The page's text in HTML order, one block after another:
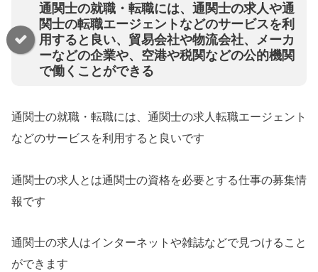
通関士の就職・転職には、通関士の求人や通
関士の転職エージェントなどのサービスを利
用すると良い、貿易会社や物流会社、メーカ
ーなどの企業や、空港や税関などの公的機関
で働くことができる
通関士の就職・転職には、通関士の求人転職エージェント
などのサービスを利用すると良いです
通関士の求人とは通関士の資格を必要とする仕事の募集情
報です
通関士の求人はインターネットや雑誌などで見つけること
ができます